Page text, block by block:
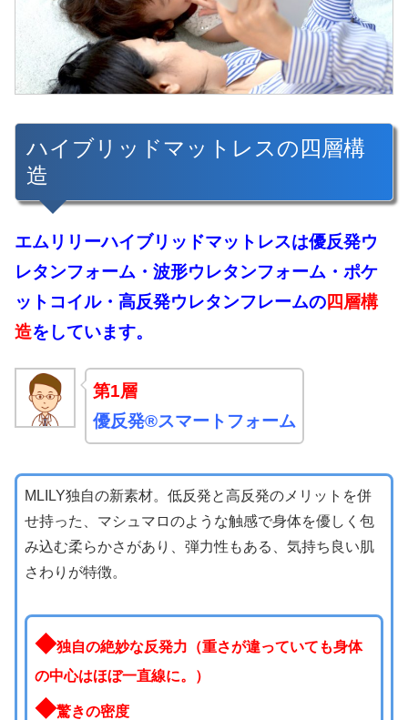
ハイブリッドマットレスの四層構
造
エムリリーハイブリッドマットレスは優反発ウ
レタンフォーム・波形ウレタンフォーム・ポケ
ットコイル・高反発ウレタンフレームの四層構
造をしています。
第1層
優反発®スマートフォーム
MLILY独自の新素材。低反発と高反発のメリットを併
せ持った、マシュマロのような触感で身体を優しく包
み込む柔らかさがあり、弾力性もある、気持ち良い肌
さわりが特徴。
◆独自の絶妙な反発力（重さが違っていても身体
の中心はほぼ一直線に。）
◆驚きの密度